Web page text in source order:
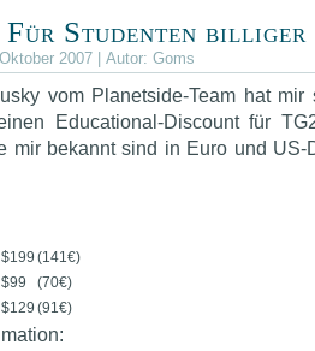
Für Studenten billiger
2007 | Autor: Goms
vom Planetside-Team hat
Educational-Discount für
mir bekannt sind in Euro und
$199 (141€)
$99
(70€)
$129 (91€)